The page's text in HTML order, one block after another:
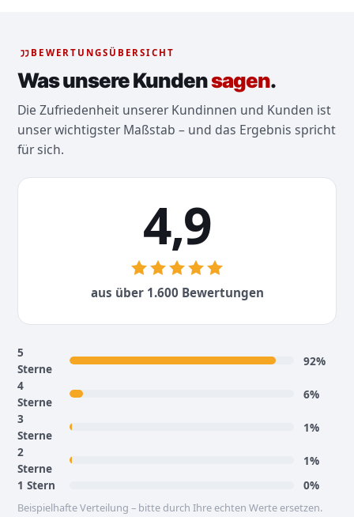
BEWERTUNGSÜBERSICHT
Was unsere Kundensagen.
Die Zufriedenheit unserer Kundinnen und Kunden ist
unser wichtigster Maßstab – und das Ergebnis spricht
für sich.
4,9
aus über 1.600 Bewertungen
5
Sterne
92%
4
Sterne
6%
3
Sterne
1%
2
Sterne
1%
1 Stern
0%
Beispielhafte Verteilung – bitte durch Ihre echten Werte ersetzen.